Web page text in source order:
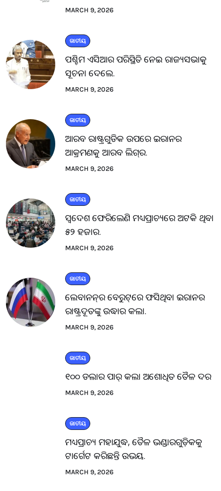
MARCH 9, 2026
ଜାତୀୟ
ପଶ୍ଚିମ ଏସିଆର ପରିସ୍ଥିତି ନେଇ ରାଜ୍ୟସଭାକୁ
ସୂଚନା ଦେଲେ.
MARCH 9, 2026
ଜାତୀୟ
ଆରବ ରାଷ୍ଟ୍ରଗୁଡିକ ଉପରେ ଇରାନର
ଆକ୍ରମଣକୁ ଆରବ ଲିଗ୍‌ର.
MARCH 9, 2026
ଜାତୀୟ
ସ୍ବଦେଶ ଫେରିଲେଣି ମଧ୍ୟପ୍ରାଚ୍ୟରେ ଅଟକି ଥିବା
୫୨ ହଜାର.
MARCH 9, 2026
ଜାତୀୟ
ଲେବାନନ୍‌ର ବେରୁଟ୍‌ରେ ଫସିଥିବା ଇରାନର
ରାଷ୍ଟ୍ରଦୂତଙ୍କୁ ଉଦ୍ଧାର କଲା.
MARCH 9, 2026
ଜାତୀୟ
୧୦୦ ଡଲାର ପାର୍ କଲା ଅଶୋଧିତ ତୈଳ ଦର
MARCH 9, 2026
ଜାତୀୟ
ମଧ୍ୟପ୍ରାଚ୍ୟ ମହାଯୁଦ୍ଧ, ତୈଳ ଭଣ୍ଡାରଗୁଡ଼ିକକୁ
ଟାର୍ଗେଟ କରିଛନ୍ତି ଉଭୟ.
MARCH 9, 2026